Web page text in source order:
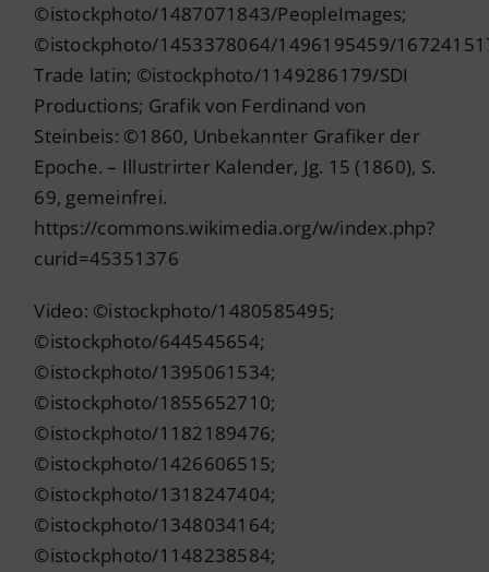
©istockphoto/1487071843/PeopleImages;
©istockphoto/1453378064/1496195459/
Trade latin; ©istockphoto/1149286179/SDI
Productions; Grafik von Ferdinand von
Steinbeis: ©1860, Unbekannter Grafiker der
Epoche. – Illustrirter Kalender, Jg. 15 (1860), S.
69, gemeinfrei.
https://commons.wikimedia.org/w/index.php?
curid=45351376
Video: ©istockphoto/1480585495;
©istockphoto/644545654;
©istockphoto/1395061534;
©istockphoto/1855652710;
©istockphoto/1182189476;
©istockphoto/1426606515;
©istockphoto/1318247404;
©istockphoto/1348034164;
©istockphoto/1148238584;